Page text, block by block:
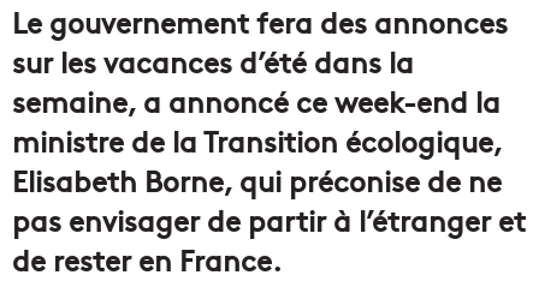
Le gouvernement fera des annonces
sur les vacances d’été dans la
semaine, a annoncé ce week-end la
ministre de la Transition écologique,
Elisabeth Borne, qui préconise de ne
pas envisager de partir à l’étranger et
de rester en France.